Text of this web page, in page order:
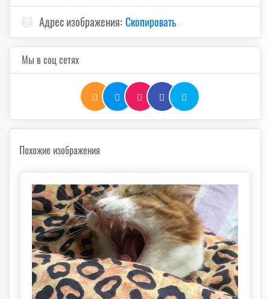
🐱 Адрес изображения: Скопировать
Мы в соц сетях
Похожие изображения